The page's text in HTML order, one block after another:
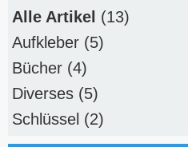
Alle Artikel (13)
Aufkleber (5)
Bücher (4)
Diverses (5)
Schlüssel (2)